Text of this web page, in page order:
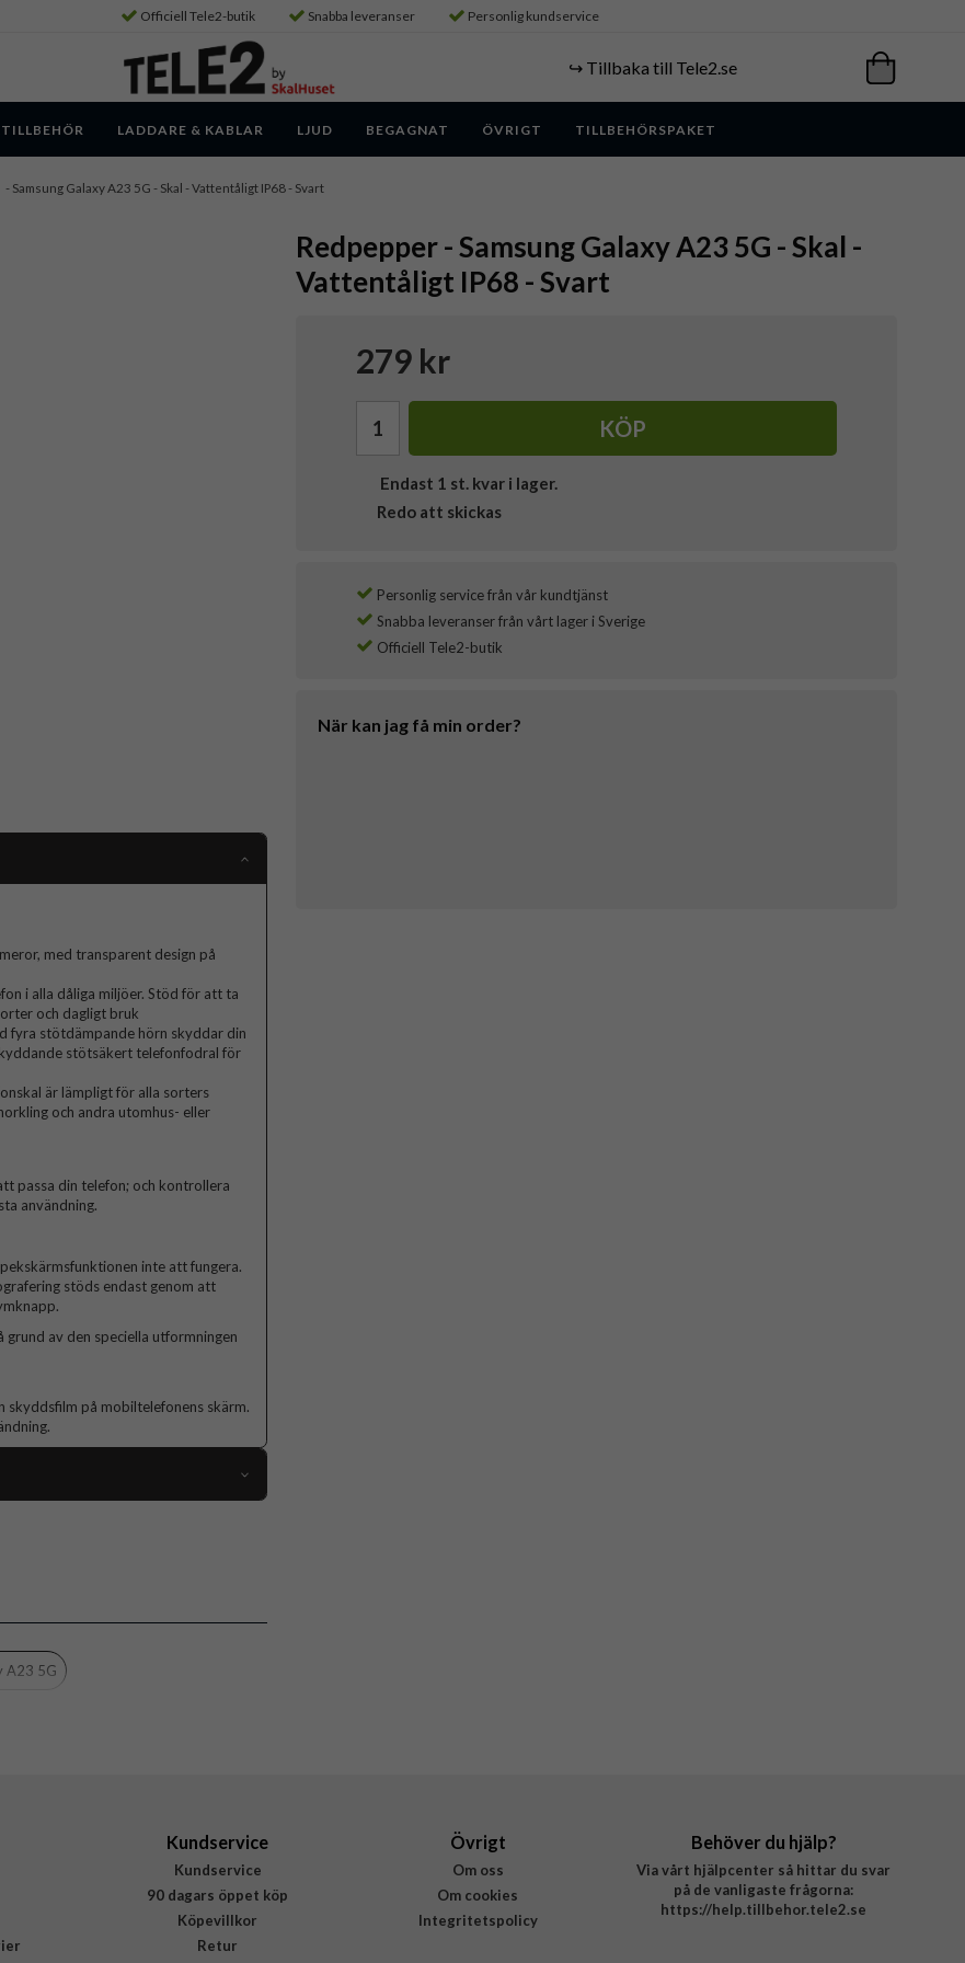
Officiell Tele2-butik Snabba leveranser Personlig kundservice
↪️ Tillbaka till Tele2.se
LADDARE & KABLAR LJUD BEGAGNAT ÖVRIGT TILLBEHÖRSPAKET
- Samsung Galaxy A23 5G - Skal - Vattentåligt IP68 - Svart
Redpepper - Samsung Galaxy A23 5G - Skal -
Vattentåligt IP68 - Svart
279 kr
KÖP
Endast 1 st. kvar i lager.
Redo att skickas
Personlig service från vår kundtjänst
Snabba leveranser från vårt lager i Sverige
Officiell Tele2-butik
När kan jag få min order?
med transparent design på
i alla dåliga miljöer. Stöd för att ta
och dagligt bruk
fyra stötdämpande hörn skyddar din
stötsäkert telefonfodral för
är lämpligt för alla sorters
och andra utomhus- eller
passa din telefon; och kontrollera
användning.
inte att fungera.
stöds endast genom att
av den speciella utformningen
skyddsfilm på mobiltelefonens skärm.
skärmskydd, Stöttålig, Vattentålig
A23 5G
Kundservice
Kundservice
90 dagars öppet köp
Köpevillkor
Retur
Övrigt
Om oss
Om cookies
Integritetspolicy
Behöver du hjälp?
Via vårt hjälpcenter så hittar du svar
på de vanligaste frågorna:
https://help.tillbehor.tele2.se